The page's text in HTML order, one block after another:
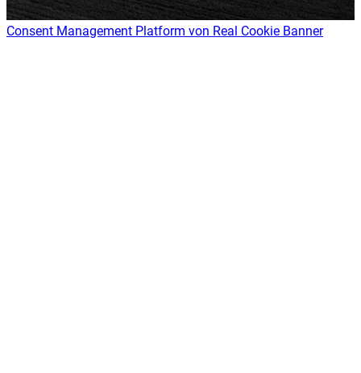
Consent Management Platform von Real Cookie Banner